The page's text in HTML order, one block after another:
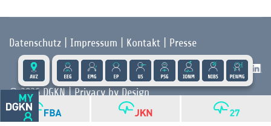
Datenschutz Impressum Kontakt Presse
Folgen Sie der DGKN auf X und LinkedIn:
© 2026 DGKN | Privacy by Design